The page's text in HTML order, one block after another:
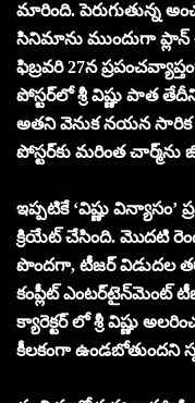
మారింది. పెరుగుతున్న
సినిమాను ముందుగా ప్లాన్
ఫిబ్రవరి 27న
పోస్టర్‌లో శ్రీ విష్ణు పాత
అతని వెనుక నయన సారిక
పోస్టర్‌కు మరింత చార్మ్‌ను
ఇప్పటికే ‘విష్ణు
క్రియేట్ చేసింది. మొదటి
పొందగా, టీజర్ విడుదల
కంప్లీట్ ఎంటర్‌టైన్‌మెంట్‌
క్యారెక్టర్ లో శ్రీ విష్ణు
కీలకంగా ఉండబోతుందని